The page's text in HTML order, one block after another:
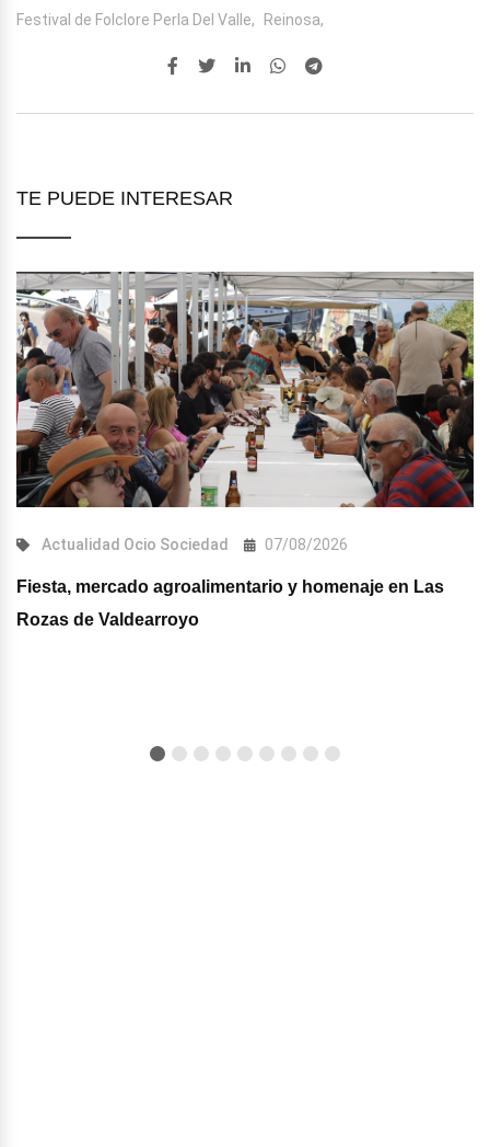
Festival de Folclore Perla Del Valle,
Reinosa,
TE PUEDE INTERESAR
Actualidad Ocio Sociedad 07/08/2026
Fiesta, mercado agroalimentario y homenaje en Las
Rozas de Valdearroyo